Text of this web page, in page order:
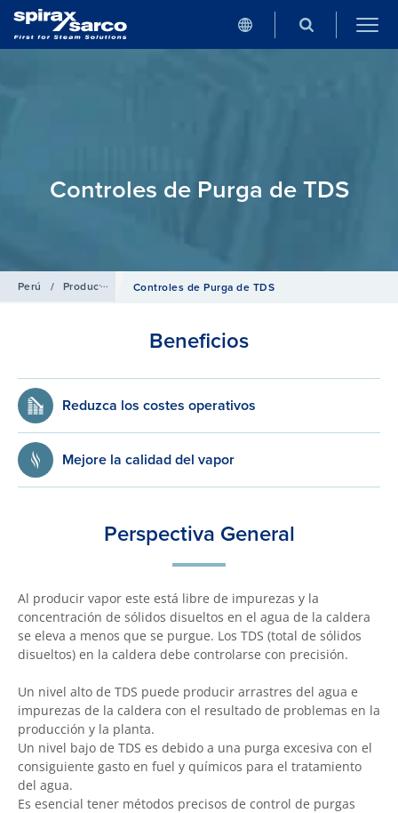
Controles de Purga de TDS
Perú / Productos Generación de vapor y Salas de Calderas
Controles de Purga de TDS
Beneficios
Reduzca los costes operativos
Mejore la calidad del vapor
Perspectiva General
Al producir vapor este está libre de impurezas y la
concentración de sólidos disueltos en el agua de la caldera
se eleva a menos que se purgue. Los TDS (total de sólidos
disueltos) en la caldera debe controlarse con precisión.
Un nivel alto de TDS puede producir arrastres del agua e
impurezas de la caldera con el resultado de problemas en la
producción y la planta.
Un nivel bajo de TDS es debido a una purga excesiva con el
consiguiente gasto en fuel y químicos para el tratamiento
del agua.
Es esencial tener métodos precisos de control de purgas